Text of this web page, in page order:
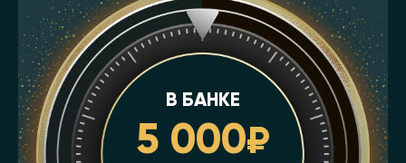
В БАНКЕ
5 000